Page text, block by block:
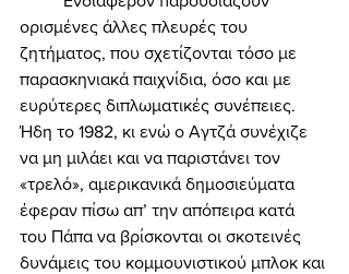
ορισμένες άλλες πλευρές του
ζητήματος, που σχετίζονται τόσο με
παρασκηνιακά παιχνίδια, όσο και με
ευρύτερες διπλωματικές συνέπειες.
Ήδη το 1982, κι ενώ ο Αγτζά συνέχιζε
να μη μιλάει και να παριστάνει τον
«τρελό», αμερικανικά δημοσιεύματα
έφεραν πίσω απ’ την απόπειρα κατά
του Πάπα να βρίσκονται οι σκοτεινές
δυνάμεις του κομμουνιστικού μπλοκ και